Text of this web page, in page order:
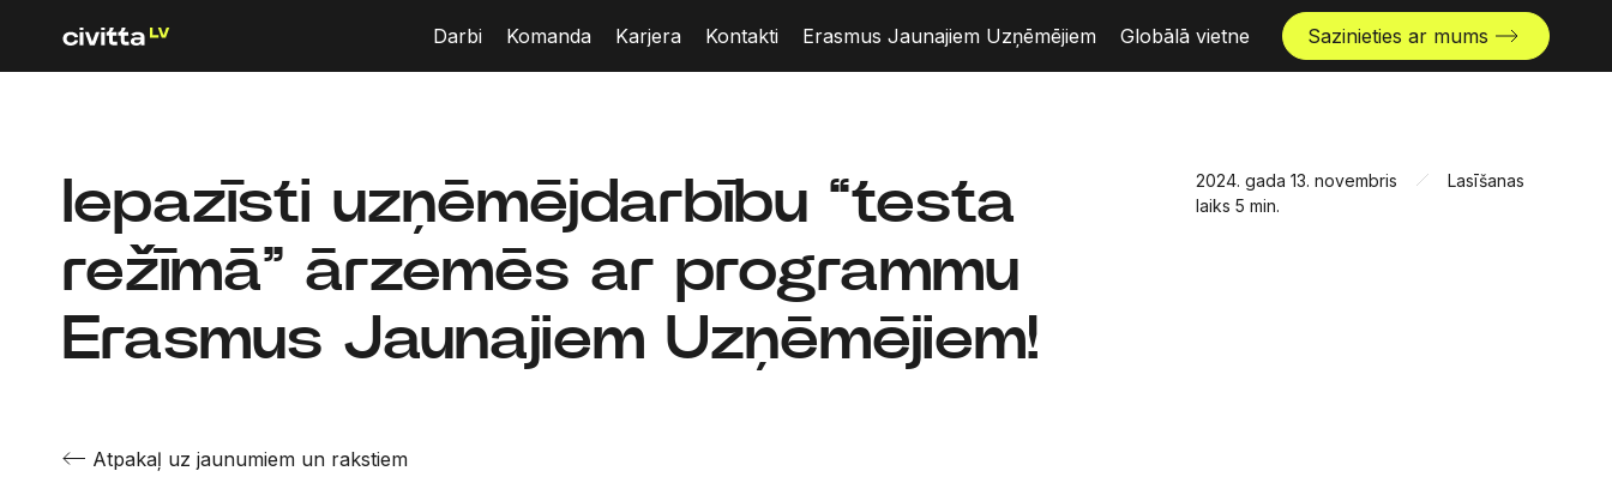
Darbi Komanda Karjera Kontakti Erasmus Jaunajiem Uzņēmējiem Globālā vietne Sazinieties ar mums
Iepazīsti uzņēmējdarbību “testa
režīmā” ārzemēs ar programmu
Erasmus Jaunajiem Uzņēmējiem!
2024. gada 13. novembris
Lasīšanas
laiks 5 min.
Atpakaļ uz jaunumiem un rakstiem